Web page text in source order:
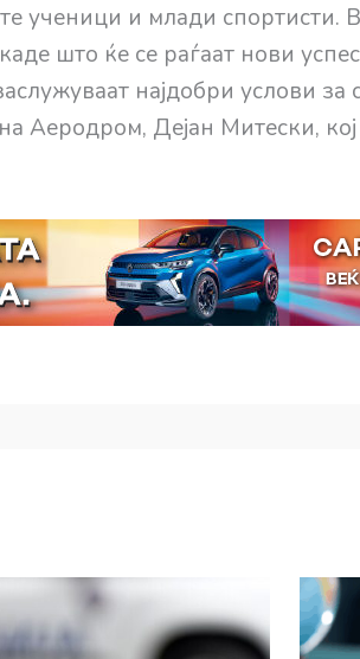
ученици и млади спортисти.
што ќе се раѓаат нови
најдобри услови за
Аеродром, Дејан Митески,